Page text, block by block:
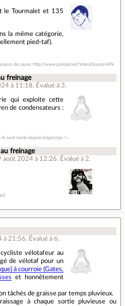
le Tourmalet et 135
la même catégorie,
pied-taf).
de cause. http://www.pointal.net/VotesDeputesRN
freinage
à 11:18. Évalué à 3.
qui exploite cette
de condensateurs :
ils sont morts depuis longtemps ! »
freinage
août 2024 à 12:26.Évalué à 2.
à 21:56. Évalué à 6.
vélotafeur au
de vélotaf pour un
à courroie (Gates,
et honnêtement
tâchés de graisse par temps pluvieux.
à chaque sortie pluvieuse ou